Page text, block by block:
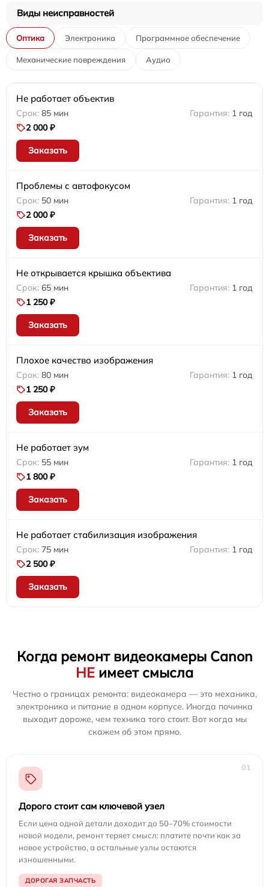
Виды неисправностей
Оптика Электроника Программное обеспечение
Механические повреждения Аудио
Не работает объектив
85 мин
1 год
2 000 ₽
Заказать
Проблемы с автофокусом
50 мин
1 год
2 000 ₽
Заказать
Не открывается крышка объектива
65 мин
1 год
1 250 ₽
Заказать
Плохое качество изображения
80 мин
1 год
1 250 ₽
Заказать
Не работает зум
55 мин
1 год
1 800 ₽
Заказать
Не работает стабилизация изображения
75 мин
1 год
2 500 ₽
Заказать
Когда ремонт видеокамеры Canon
НЕ имеет смысла
Честно о границах ремонта: видеокамера — это механика,
электроника и питание в одном корпусе. Иногда починка
выходит дороже, чем техника того стоит. Вот когда мы
скажем об этом прямо.
01
Дорого стоит сам ключевой узел
Если цена одной детали доходит до 50–70% стоимости
новой модели, ремонт теряет смысл: платите почти как за
новое устройство, а остальные узлы остаются
изношенными.
ДОРОГАЯ ЗАПЧАСТЬ